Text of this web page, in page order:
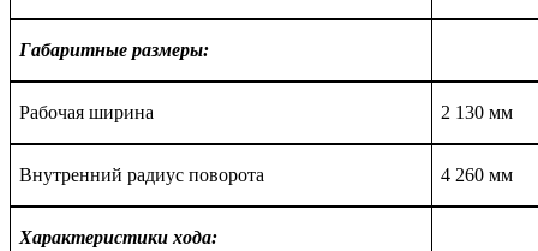
Габаритные размеры:
Рабочая ширина 2 130 мм
Внутренний радиус поворота 4 260 мм
Характеристики хода: